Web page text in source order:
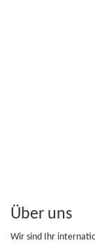
Über uns
Wir sind Ihr